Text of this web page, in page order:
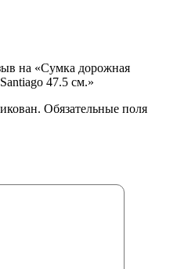
на «Сумка дорожная
47.5 см.»
Обязательные поля